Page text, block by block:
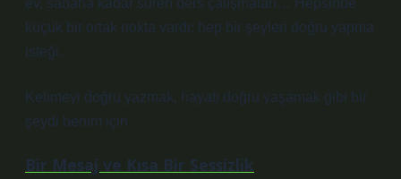
ev, sabaha kadar süren ders çalışmaları… Hepsinde
küçük bir ortak nokta vardı: hep bir şeyleri doğru yapma
isteği.
Kelimeyi doğru yazmak, hayatı doğru yaşamak gibi bir
şeydi benim için.
Bir Mesaj ve Kısa Bir Sessizlik